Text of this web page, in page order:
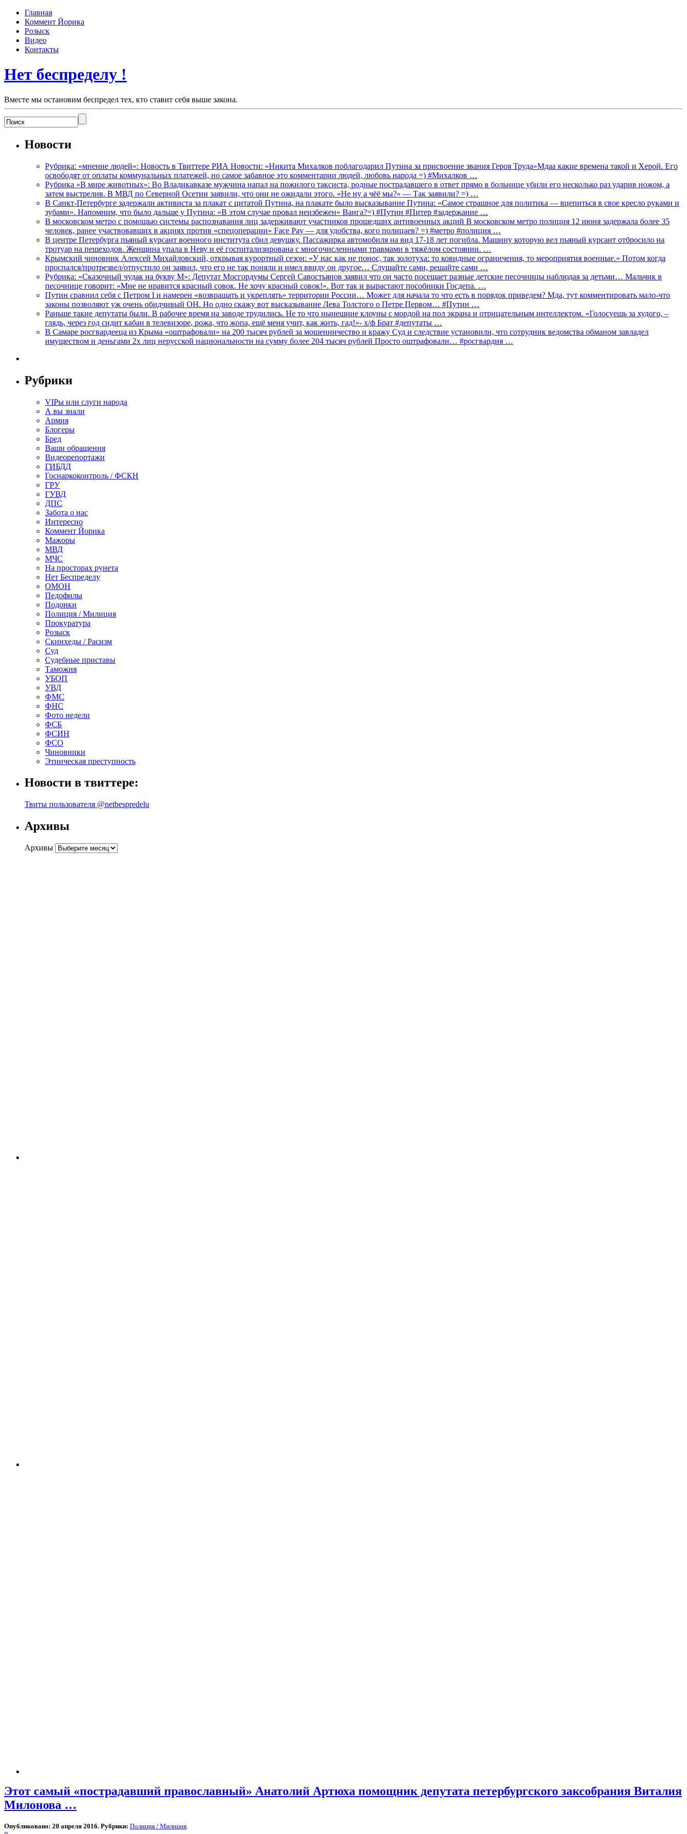
Главная
Коммент Йорика
Розыск
Видео
Контакты
Нет беспределу !
Вместе мы остановим беспредел тех, кто ставит себя выше закона.
Новости
Рубрика: «мнение людей»: Новость в Твиттере РИА Новости: «Никита Михалков поблагодарил Путина за присвоение звания Героя Труда»Мдаа какие времена такой и Херой. Его
освободят от оплаты коммунальных платежей, но самое забавное это комментарии людей, любовь народа =) #Михалков …
Рубрика «В мире животных»: Во Владикавказе мужчина напал на пожилого таксиста, родные пострадавшего в ответ прямо в больнице убили его несколько раз ударив ножом, а
затем выстрелив. В МВД по Северной Осетии заявили, что они не ожидали этого. «Не ну а чёё мы?» — Так заявили? =) …
В Санкт-Петербурге задержали активиста за плакат с цитатой Путина, на плакате было высказывание Путина: «Самое страшное для политика — вцепиться в свое кресло руками и
зубами». Напомним, что было дальше у Путина: «В этом случае провал неизбежен» Ванга?=) #Путин #Питер #задержание …
В московском метро с помощью системы распознавания лиц задерживают участников прошедших антивоенных акций В московском метро полиция 12 июня задержала более 35
человек, ранее участвовавших в акциях против «спецоперации» Face Pay — для удобства, кого полицаев? =) #метро #полиция …
В центре Петербурга пьяный курсант военного института сбил девушку. Пассажирка автомобиля на вид 17-18 лет погибла. Машину которую вел пьяный курсант отбросило на
тротуар на пешеходов. Женщина упала в Неву и её госпитализирована с многочисленными травмами в тяжёлом состоянии. …
Крымский чиновник Алексей Михайловский, открывая курортный сезон: «У нас как не понос, так золотуха: то ковидные ограничения, то мероприятия военные.» Потом когда
проспался/протрезвел/отпустило он заявил, что его не так поняли и имел ввиду он другое… Слушайте сами, решайте сами …
Рубрика: «Сказочный чудак на букву М»: Депутат Мосгордумы Сергей Савостьянов заявил что он часто посещает разные детские песочницы наблюдая за детьми… Мальчик в
песочнице говорит: «Мне не нравится красный совок. Не хочу красный совок!». Вот так и вырастают пособники Госдепа. …
Путин сравнил себя с Петром I и намерен «возвращать и укреплять» территории России… Может для начала то что есть в порядок приведем? Мда, тут комментировать мало-что
законы позволяют уж очень обидчивый ОН. Но одно скажу вот высказывание Лева Толстого о Петре Первом… #Путин …
Раньше такие депутаты были. В рабочее время на заводе трудились. Не то что нынешние клоуны с мордой на пол экрана и отрицательным интеллектом. «Голосуешь за худого, –
глядь, через год сидит кабан в телевизоре, рожа, что жопа, ещё меня учит, как жить, гад!»- х/ф Брат #депутаты …
В Самаре росгвардееца из Крыма «оштрафовали» на 200 тысяч рублей за мошенничество и кражу Суд и следствие установили, что сотрудник ведомства обманом завладел
имуществом и деньгами 2х лиц нерусской национальности на сумму более 204 тысяч рублей Просто оштрафовали… #росгвардия …
Рубрики
VIPы или слуги народа
А вы знали
Армия
Блогеры
Бред
Ваши обращения
Видеорепортажи
ГИБДД
Госнаркоконтроль / ФСКН
ГРУ
ГУВД
ДПС
Забота о нас
Интересно
Коммент Йорика
Мажоры
МВД
МЧС
На просторах рунета
Нет Беспределу
ОМОН
Педофилы
Подонки
Полиция / Милиция
Прокуратура
Розыск
Скинхеды / Расизм
Суд
Судебные приставы
Таможня
УБОП
УВД
ФМС
ФНС
Фото недели
ФСБ
ФСИН
ФСО
Чиновники
Этническая преступность
Новости в твиттере:
Твиты пользователя @netbespredelu
Архивы
Архивы
Этот самый «пострадавший православный» Анатолий Артюха помощник депутата петербургского заксобрания Виталия
Милонова …
Опубликовано: 20 апреля 2016. Рубрики: Полиция / Милиция